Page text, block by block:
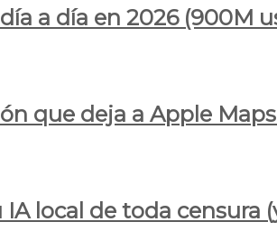
a día en 2026 (900M
que deja a Apple
local de toda censura